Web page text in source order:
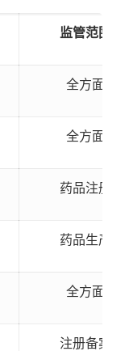
监管范围
全方面
全方面
药品注册
药品生产
全方面
注册备案